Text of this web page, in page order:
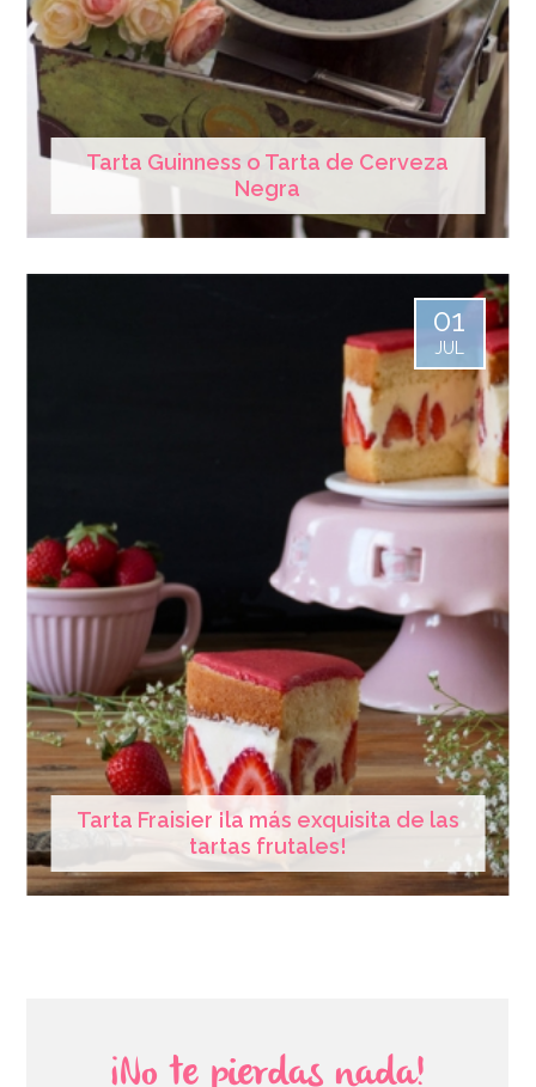
Tarta Guinness o Tarta de Cerveza
Negra
Tarta Fraisier ¡la más exquisita de las
tartas frutales!
01
JUL
¡No te pierdas nada!